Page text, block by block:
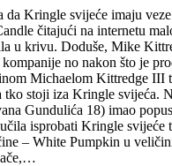
da Kringle svijeće imaju veze
čitajući na internetu
u krivu. Doduše, Mike
no nakon što je
Michaelom Kittredge III
tko stoji iza Kringle svijeća.
Gundulića 18) imao
isprobati Kringle svijeće
– White Pumpkin u